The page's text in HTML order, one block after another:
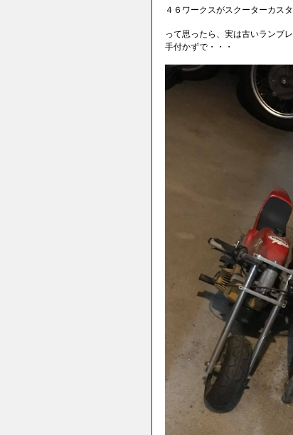
４６ワークスがスクーターカス
って思ったら、実は古いランブ
手付かずで・・・